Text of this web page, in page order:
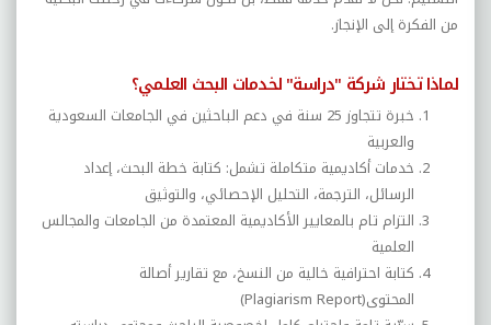
من الفكرة إلى الإنجاز.
لماذا تختار شركة "دراسة" لخدمات البحث العلمي؟
خبرة تتجاوز 25 سنة في دعم الباحثين في الجامعات السعودية
والعربية
خدمات أكاديمية متكاملة تشمل: كتابة خطة البحث، إعداد
الرسائل، الترجمة، التحليل الإحصائي، والتوثيق
التزام تام بالمعايير الأكاديمية المعتمدة من الجامعات والمجالس
العلمية
كتابة احترافية خالية من النسخ، مع تقارير أصالة
المحتوى(Plagiarism Report)